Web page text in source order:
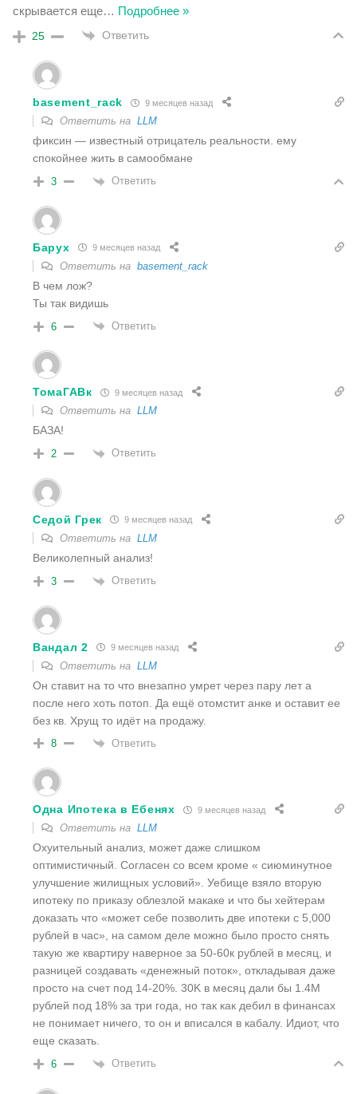
скрывается еще… Подробнее »
25 Ответить
basement_rack 9 месяцев назад
Ответить на LLM
фиксин — известный отрицатель реальности. ему
спокойнее жить в самообмане
3 Ответить
Барух 9 месяцев назад
Ответить на basement_rack
В чем лож?
Ты так видишь
6 Ответить
ТомаГАВк 9 месяцев назад
Ответить на LLM
БАЗА!
2 Ответить
Седой Грек 9 месяцев назад
Ответить на LLM
Великолепный анализ!
3 Ответить
Вандал 2 9 месяцев назад
Ответить на LLM
Он ставит на то что внезапно умрет через пару лет а
после него хоть потоп. Да ещё отомстит анке и оставит ее
без кв. Хрущ то идёт на продажу.
8 Ответить
Одна Ипотека в Ебенях 9 месяцев назад
Ответить на LLM
Охуительный анализ, может даже слишком
оптимистичный. Согласен со всем кроме « сиюминутное
улучшение жилищных условий». Уебище взяло вторую
ипотеку по приказу облезлой макаке и что бы хейтерам
доказать что «может себе позволить две ипотеки с 5,000
рублей в час», на самом деле можно было просто снять
такую же квартиру наверное за 50-60к рублей в месяц, и
разницей создавать «денежный поток», откладывая даже
просто на счет под 14-20%. 30K в месяц дали бы 1.4М
рублей под 18% за три года, но так как дебил в финансах
не понимает ничего, то он и вписался в кабалу. Идиот, что
еще сказать.
6 Ответить